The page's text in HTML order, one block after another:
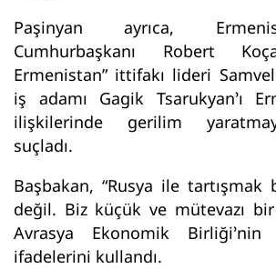
Paşinyan ayrıca,
Cumhurbaşkanı Robert
Ermenistan” ittifakı lideri
iş adamı Gagik Tsarukyan’ı
ilişkilerinde gerilim
suçladı.
Başbakan, “Rusya ile tartışmak
değil. Biz küçük ve mütevazı bir
Avrasya Ekonomik Birliği’nin
ifadelerini kullandı.